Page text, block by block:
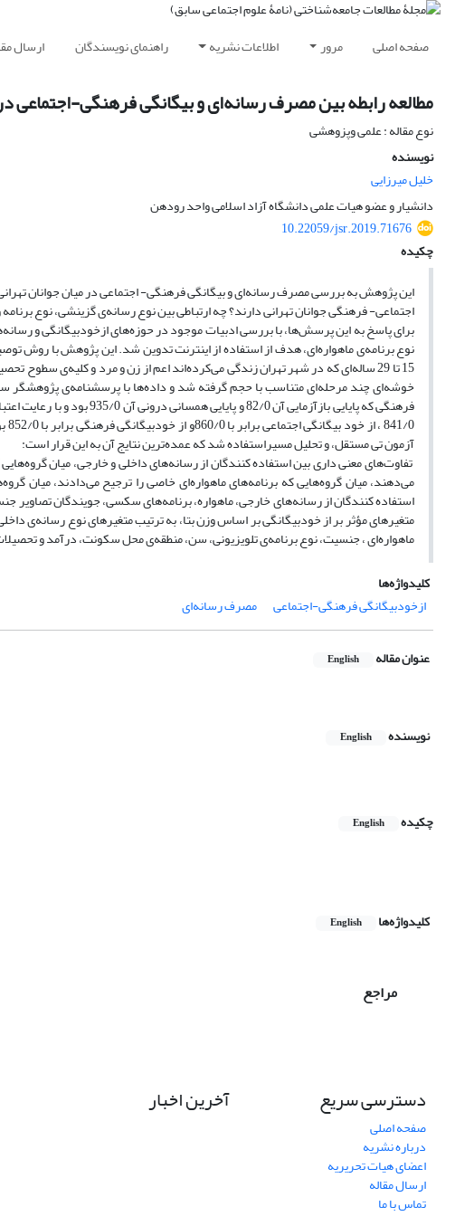
صفحه اصلی مرور اطلاعات نشریه راهنمای نویسندگان ارسال
مطالعه رابطه بین مصرف رسانه‌‌‌ای و بیگانگی فرهنگی-اجتماعی
نوع مقاله : علمی وپزوهشی
نویسنده
خلیل میرزایی
دانشیار و عضو هیات علمی دانشگاه آزاد اسلامی واحد رودهن
10.22059/jsr.2019.71676
چکیده
این پژوهش به بررسی مصرف رسانه‌ای و بیگانگی فرهنگی- اجتماعی در میان جوانان
اجتماعی- فرهنگی جوانان تهرانی دارند؟ چه ارتباطی بین نوع رسانه‌ی گزینشی، نوع
برای پاسخ به این پرسش‌ها، با بررسی ادبیات موجود در حوزه‌های ازخودبیگانگی و
نوع برنامه‌ی ماهواره‌ای، هدف از استفاده از اینترنت تدوین شد. این پژوهش با روش
فرهنگی که پایایی بازآزمایی
آزمون تی مستقل‌، و تحلیل مسیراستفاده شد که عمده‌ترین نتایج آن به این قرار است:
تفاوت‌های معنی داری بین استفاده کنندگان از رسانه‌های داخلی و خارجی، میان
می‌دهند، میان گروه‌هایی که برنامه‌های ماهواره‌ای خاصی را ترجیح می‌دادند، میان
استفاده کنندگان از رسانه‌های خارجی، ماهواره، برنامه‌های سکسی، جویندگان تصاویر
متغیر‌های مؤثر بر از خودبیگانگی بر اساس وزن بتا‌، به ترتیب متغیر‌های نوع رسانه‌ی
ماهواره‌ای ، جنسیت‌، نوع برنامه‌ی تلویزیونی‌، سن‌، منطقه‌ی محل سکونت‌، درآمد و
کلیدواژه‌ها
ازخودبیگانگی فرهنگی-اجتماعی
مصرف رسانه‌ای
عنوان مقاله English
نویسنده English
چکیده
English
کلیدواژه‌ها English
مراجع
دسترسی سریع
صفحه اصلی
درباره نشریه
اعضای هیات تحریریه
ارسال مقاله
تماس با ما
آخرین اخبار